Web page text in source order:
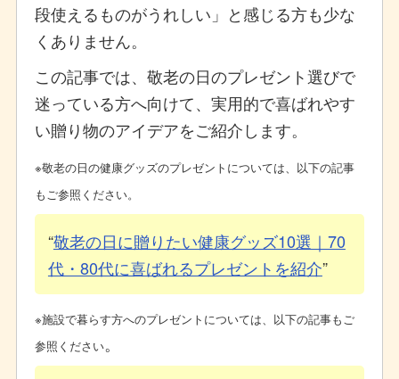
段使えるものがうれしい」と感じる方も少な
くありません。
この記事では、敬老の日のプレゼント選びで
迷っている方へ向けて、実用的で喜ばれやす
い贈り物のアイデアをご紹介します。
※敬老の日の健康グッズのプレゼントについては、以下の記事
もご参照ください。
敬老の日に贈りたい健康グッズ10選｜70
代・80代に喜ばれるプレゼントを紹介
※施設で暮らす方へのプレゼントについては、以下の記事もご
参照ください。